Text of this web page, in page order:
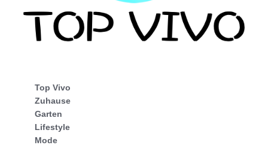
Top Vivo
Zuhause
Garten
Lifestyle
Mode